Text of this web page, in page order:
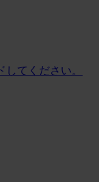
てください。